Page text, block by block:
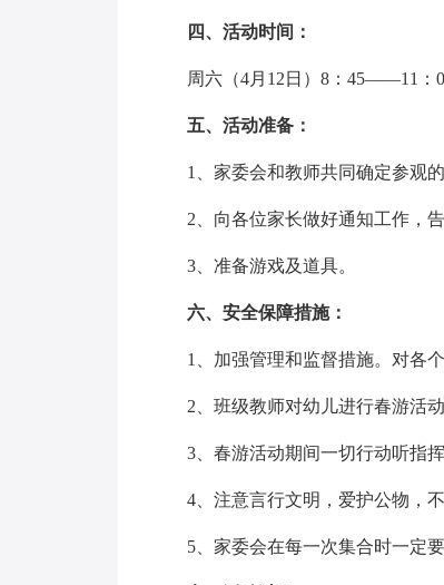
四、活动时间：
周六（4月12日）8：45——11：
五、活动准备：
1、家委会和教师共同确定参观的
2、向各位家长做好通知工作，告
3、准备游戏及道具。
六、安全保障措施：
1、加强管理和监督措施。对各个
2、班级教师对幼儿进行春游活动
3、春游活动期间一切行动听指挥
4、注意言行文明，爱护公物，不
5、家委会在每一次集合时一定要